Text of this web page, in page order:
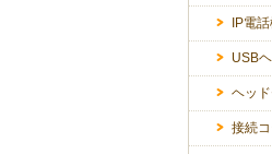
IP電
USB
ヘッ
接続